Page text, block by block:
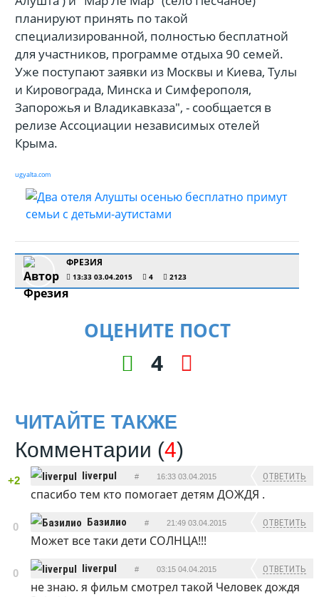
планируют принять по такой
специализированной, полностью бесплатной
для участников, программе отдыха 90 семей.
Уже поступают заявки из Москвы и Киева, Тулы
и Кировограда, Минска и Симферополя,
Запорожья и Владикавказа", - сообщается в
релизе Ассоциации независимых отелей
Крыма.
ugyalta.com
ФРЕЗИЯ
13:33 03.04.2015 4 2123
ОЦЕНИТЕ ПОСТ
4
ЧИТАЙТЕ ТАКЖЕ
Комментарии (4)
+2 liverpul # 16:33 03.04.2015 ОТВЕТИТЬ
спасибо тем кто помогает детям ДОЖДЯ .
0 Базилио # 21:49 03.04.2015 ОТВЕТИТЬ
Может все таки дети СОЛНЦА!!!
0 liverpul # 03:15 04.04.2015 ОТВЕТИТЬ
не знаю. я фильм смотрел такой Человек дождя